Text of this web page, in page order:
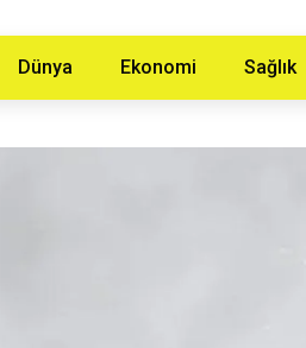
Dünya Ekonomi Sağlık